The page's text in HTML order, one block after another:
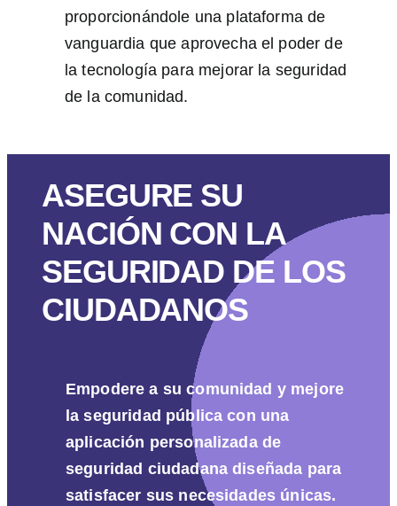
proporcionándole una plataforma de
vanguardia que aprovecha el poder de
la tecnología para mejorar la seguridad
de la comunidad.
ASEGURE SU
NACIÓN CON LA
SEGURIDAD DE LOS
CIUDADANOS
Empodere a su comunidad y mejore
la seguridad pública con una
aplicación personalizada de
seguridad ciudadana diseñada para
satisfacer sus necesidades únicas.